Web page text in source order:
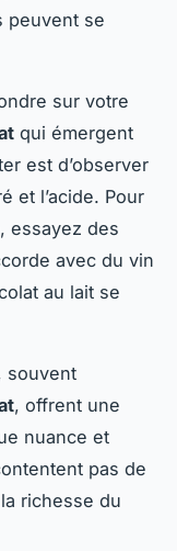
peuvent se
sur votre
qui émergent
est d’observer
et l’acide. Pour
essayez des
avec du vin
au lait se
souvent
, offrent une
nuance et
pas de
richesse du